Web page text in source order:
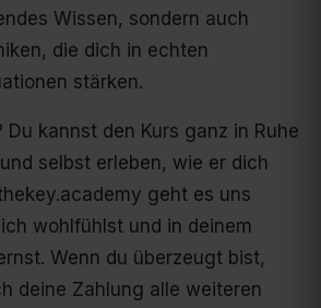
Wissen, sondern auch
die dich in echten
stärken.
Du kannst den Kurs ganz in Ruhe
selbst erleben, wie er dich
geht es uns
wohlfühlst und in deinem
Wenn du überzeugt bist,
deine Zahlung alle weiteren